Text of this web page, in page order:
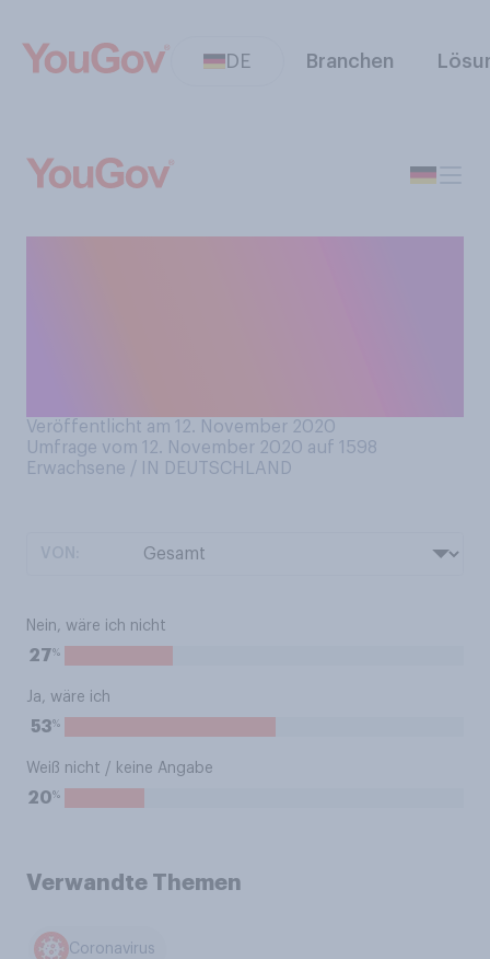
DE Branchen
Veröffentlicht am 12. November 2020
Umfrage vom 12. November 2020 auf 1598
Erwachsene / IN DEUTSCHLAND
Nein, wäre ich nicht
27%
Ja, wäre ich
53%
Weiß nicht / keine Angabe
20%
Verwandte Themen
Coronavirus